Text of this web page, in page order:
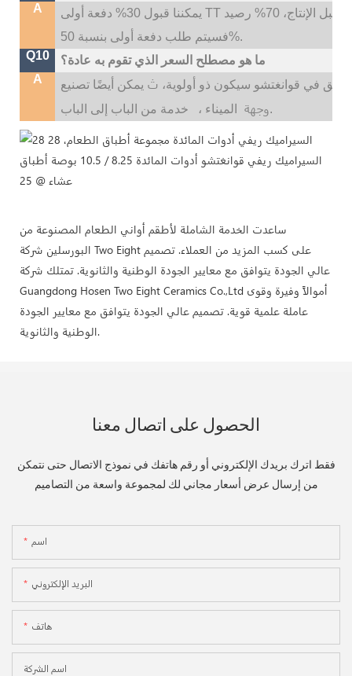
A
يمكننا قبول 30% دفعة أولى TT قبل الإنتاج، 70% رصيد TT قبل التسليم؛ إذا كنت بحاجة إلى شعار مخصص،
فسيتم طلب دفعة أولى بنسبة 50%.
Q10
ما هو مصطلح السعر الذي تقوم به عادة؟
A
في قوانغتشو سيكون ذو أولوية، ث
وجهة
الميناء ، خدمة من الباب إلى الباب.
ساعدت الخدمة الشاملة لأطقم أواني الطعام المصنوعة من
البورسلين شركة Two Eight على كسب المزيد من العملاء. تصميم
عالي الجودة يتوافق مع معايير الجودة الوطنية والثانوية. تمتلك شركة
Guangdong Hosen Two Eight Ceramics Co.,Ltd أموالاً وفيرة وقوى
عاملة علمية قوية. تصميم عالي الجودة يتوافق مع معايير الجودة
الوطنية والثانوية.
الحصول على اتصال معنا
فقط اترك بريدك الإلكتروني أو رقم هاتفك في نموذج الاتصال حتى نتمكن
من إرسال عرض أسعار مجاني لك لمجموعة واسعة من التصاميم
اسم
البريد الإلكتروني
هاتف
اسم الشركة